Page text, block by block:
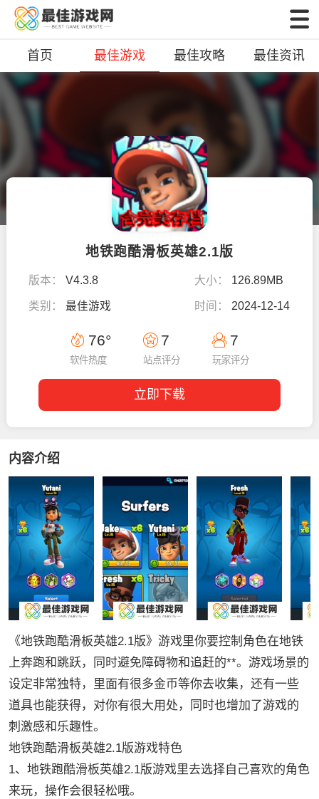
首页 最佳游戏 最佳攻略 最佳资讯
地铁跑酷滑板英雄2.1版
版本： V4.3.8 大小： 126.89MB
类别： 最佳游戏 时间： 2024-12-14
14:22:38
76°
软件热度
7
站点评分
7
玩家评分
立即下载
内容介绍
《地铁跑酷滑板英雄2.1版》游戏里你要控制角色在地铁
上奔跑和跳跃，同时避免障碍物和追赶的**。游戏场景的
设定非常独特，里面有很多金币等你去收集，还有一些
道具也能获得，对你有很大用处，同时也增加了游戏的
刺激感和乐趣性。
地铁跑酷滑板英雄2.1版游戏特色
1、地铁跑酷滑板英雄2.1版游戏里去选择自己喜欢的角色
来玩，操作会很轻松哦。